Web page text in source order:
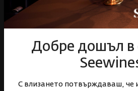
Добре дошъл в
С влизането потвърждаваш, че
Над 1300 вина от цял
свят